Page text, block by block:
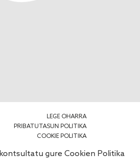
LEGE OHARRA
PRIBATUTASUN POLITIKA
COOKIE POLITIKA
gure Cookien Politika